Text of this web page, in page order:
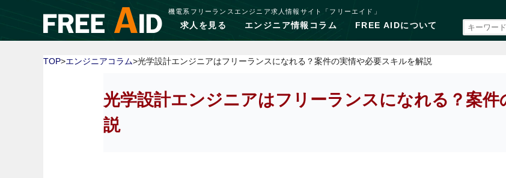
機電系フリーランスエンジニア求人情報サイト「フリーエイド」
求人を見る エンジニア情報コラム FREE AIDについて
TOP>エンジニアコラム>光学設計エンジニアはフリーランスになれる？案件の実情や必要スキルを解説
光学設計エンジニアはフリーランスになれる？案
説